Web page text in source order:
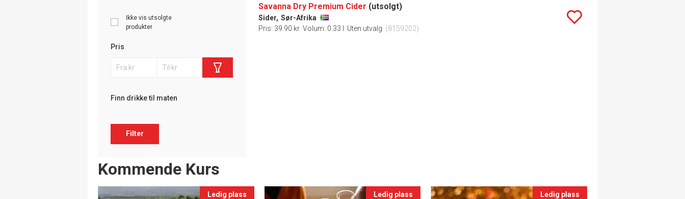
Ikke vis utsolgte
produkter
Pris
Finn drikke til maten
Filter
Savanna Dry Premium Cider (utsolgt)
Sider, Sør-Afrika
Pris: 39.90 kr Volum: 0.33 l Uten utvalg (8159202)
Events
Kommende Kurs
Ledig plass Ledig plass Ledig plass